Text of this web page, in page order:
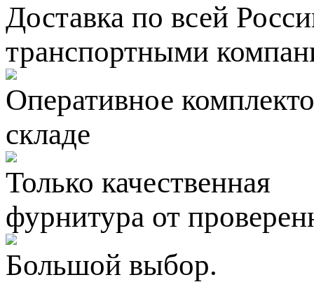
Доставка по всей
транспортными
Оперативное
складе
Только качественная
фурнитура от
Большой выбор.